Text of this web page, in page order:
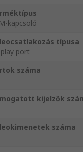
kapcsoló
típusa
port
száma
kijelzők
száma